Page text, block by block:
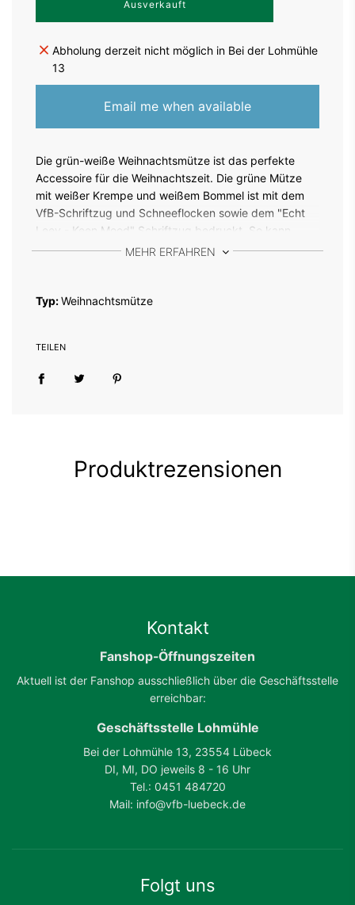
W
g
l
d
.
.
Ausverkauft
Abholung derzeit nicht möglich in Bei der Lohmühle
13
Email me when available
Die grün-weiße Weihnachtsmütze ist das perfekte
Accessoire für die Weihnachtszeit. Die grüne Mütze
mit weißer Krempe und weißem Bommel ist mit dem
VfB-Schriftzug und Schneeflocken sowie dem "Echt
Leev - Keen Mood" Schriftzug bedruckt. So kann
Weihnachten kommen!MEHR ERFAHREN
Typ:Weihnachtsmütze
TEILEN
Produktrezensionen
Kontakt
Fanshop-Öffnungszeiten
Aktuell ist der Fanshop ausschließlich über die Geschäftsstelle
erreichbar:
Geschäftsstelle Lohmühle
Bei der Lohmühle 13, 23554 Lübeck
DI, MI, DO jeweils 8 - 16 Uhr
Tel.: 0451 484720
Mail: info@vfb-luebeck.de
Folgt uns